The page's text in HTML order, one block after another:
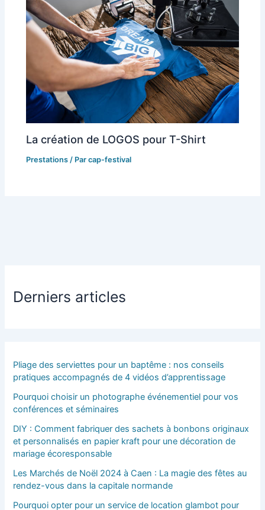
La création de LOGOS pour T-Shirt
Prestations / Parcap-festival
Derniers articles
Pliage des serviettes pour un baptême : nos conseils
pratiques accompagnés de 4 vidéos d’apprentissage
Pourquoi choisir un photographe événementiel pour vos
conférences et séminaires
DIY : Comment fabriquer des sachets à bonbons originaux
et personnalisés en papier kraft pour une décoration de
mariage écoresponsable
Les Marchés de Noël 2024 à Caen : La magie des fêtes au
rendez-vous dans la capitale normande
Pourquoi opter pour un service de location glambot pour